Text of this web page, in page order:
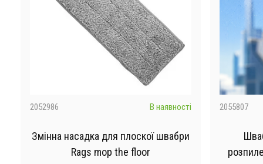
2052986 В наявності
Змінна насадка для плоскої швабри
Rags mop the floor
2055807